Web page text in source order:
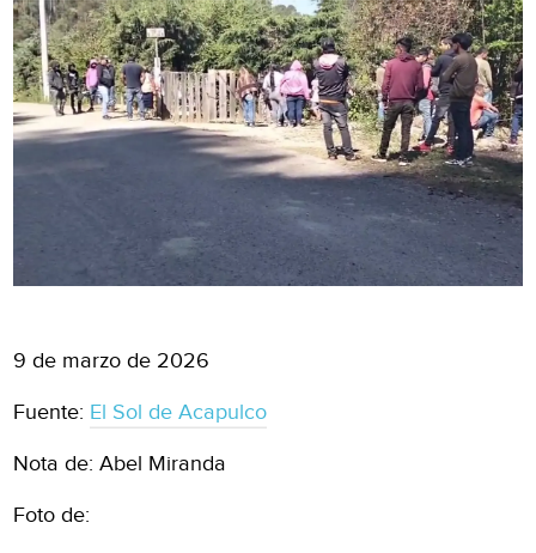
9 de marzo de 2026
Fuente: El Sol de Acapulco
Nota de: Abel Miranda
Foto de: